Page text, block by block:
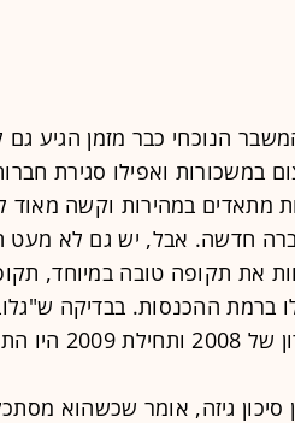
הנוכחי כבר מזמן הגיע
במשכורות ואפילו סגירת
מתאדים במהירות וקשה מאוד
חדשה. אבל, יש גם לא מעט
את תקופה טובה במיוחד,
חברות, שדווקא
סיכון גיזה, אומר שכשהוא